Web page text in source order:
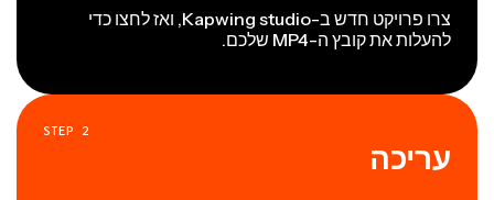
צרו פרויקט חדש ב-Kapwing studio, ואז לחצו כדי
להעלות את קובץ ה-MP4 שלכם.
STEP 2
עריכה